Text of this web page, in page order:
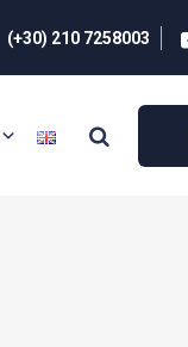
(+30) 210 7258003